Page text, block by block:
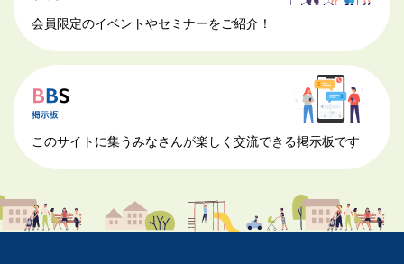
会員限定のイベントやセミナーをご紹介！
このサイトに集うみなさんが楽しく交流できる掲示板です